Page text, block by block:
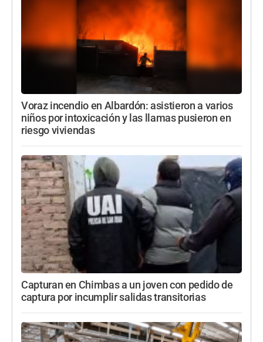
Voraz incendio en Albardón: asistieron a varios
niños por intoxicación y las llamas pusieron en
riesgo viviendas
Capturan en Chimbas a un joven con pedido de
captura por incumplir salidas transitorias